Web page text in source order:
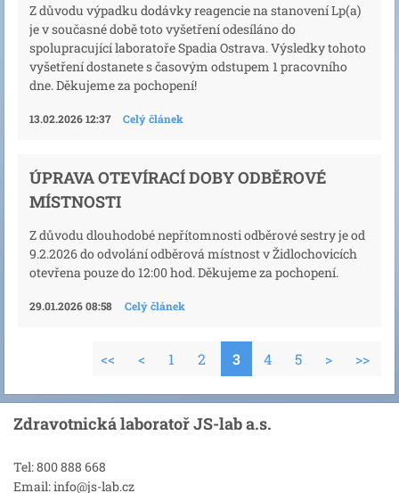
Z důvodu výpadku dodávky reagencie na stanovení Lp(a)
je v současné době toto vyšetření odesíláno do
spolupracující laboratoře Spadia Ostrava. Výsledky tohoto
vyšetření dostanete s časovým odstupem 1 pracovního
dne. Děkujeme za pochopení!
13.02.2026 12:37 Celý článek
ÚPRAVA OTEVÍRACÍ DOBY ODBĚROVÉ
MÍSTNOSTI
Z důvodu dlouhodobé nepřítomnosti odběrové sestry je od
9.2.2026 do odvolání odběrová místnost v Židlochovicích
otevřena pouze do 12:00 hod. Děkujeme za pochopení.
29.01.2026 08:58 Celý článek
<< < 1 2 3 4 5 > >>
Zdravotnická laboratoř JS-lab a.s.
Tel: 800 888 668
Email: info@js-lab.cz